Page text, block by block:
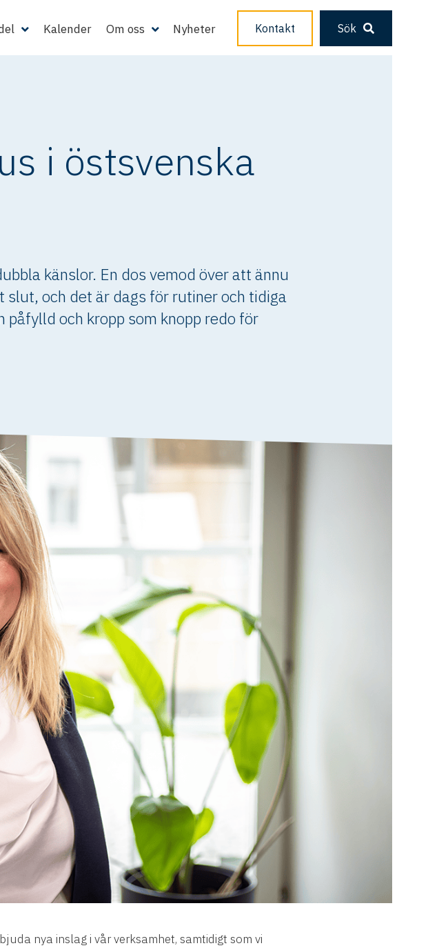
Kalender Om oss Nyheter Kontakt Sök
i östsvenska
känslor. En dos vemod över att ännu
och det är dags för rutiner och tidiga
påfylld och kropp som knopp redo för
nya inslag i vår verksamhet, samtidigt som vi